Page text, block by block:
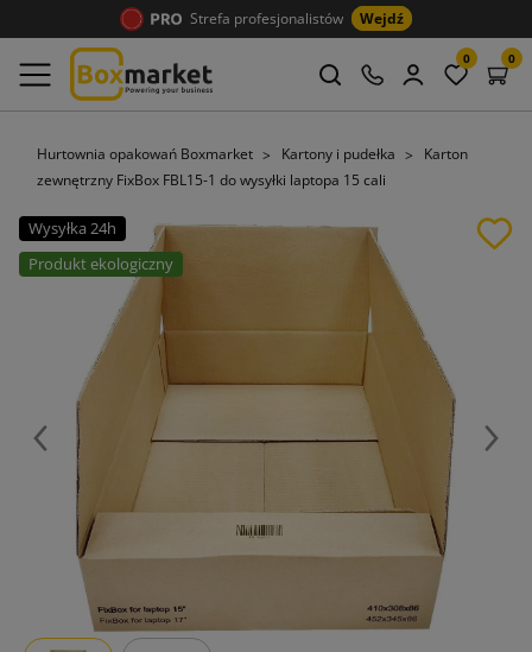
Strefa profesjonalistów Wejdź
0 0
Hurtownia opakowań Boxmarket Kartony i pudełka
Karton
zewnętrzny FixBox FBL15-1 do wysyłki laptopa 15 cali
Wysyłka 24h
Produkt ekologiczny
Poprzedni